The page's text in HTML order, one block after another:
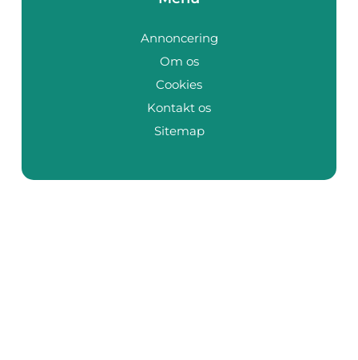
Annoncering
Om os
Cookies
Kontakt os
Sitemap